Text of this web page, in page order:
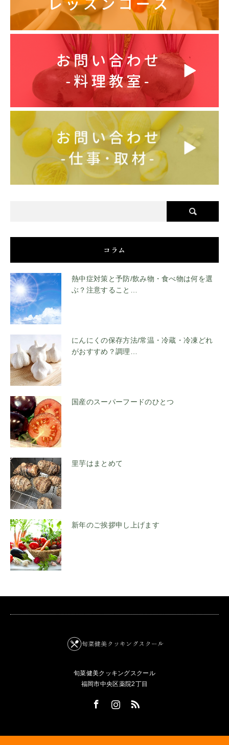
コラム
熱中症対策と予防/飲み物・食べ物は何を選
ぶ？注意すること…
にんにくの保存方法/常温・冷蔵・冷凍どれ
がおすすめ？調理…
国産のスーパーフードのひとつ
里芋はまとめて
新年のご挨拶申し上げます
旬菜健美クッキングスクール
福岡市中央区薬院2丁目